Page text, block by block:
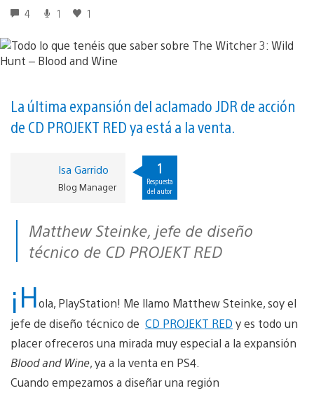
4 1 1
La última expansión del aclamado JDR de acción
de CD PROJEKT RED ya está a la venta.
Isa Garrido
Blog Manager
1
Respuesta
del autor
Matthew Steinke, jefe de diseño
técnico de CD PROJEKT RED
¡Hola, PlayStation! Me llamo Matthew Steinke, soy el
jefe de diseño técnico de CD PROJEKT RED y es todo un
placer ofreceros una mirada muy especial a la expansión
Blood and Wine, ya a la venta en PS4.
Cuando empezamos a diseñar una región